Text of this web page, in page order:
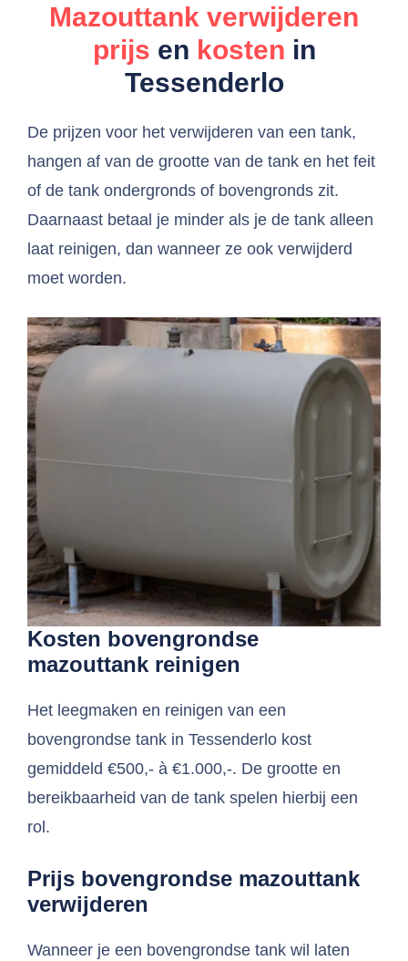
Mazouttank verwijderen
prijs en kosten in
Tessenderlo
De prijzen voor het verwijderen van een tank,
hangen af van de grootte van de tank en het feit
of de tank ondergronds of bovengronds zit.
Daarnaast betaal je minder als je de tank alleen
laat reinigen, dan wanneer ze ook verwijderd
moet worden.
Kosten bovengrondse
mazouttank reinigen
Het leegmaken en reinigen van een
bovengrondse tank in Tessenderlo kost
gemiddeld €500,- à €1.000,-. De grootte en
bereikbaarheid van de tank spelen hierbij een
rol.
Prijs bovengrondse mazouttank
verwijderen
Wanneer je een bovengrondse tank wil laten